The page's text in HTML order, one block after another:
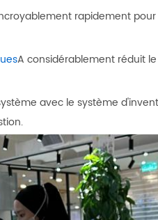
rapidement
A considérablement réduit
avec le système